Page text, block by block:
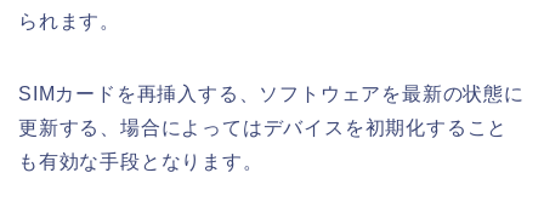
られます。
SIMカードを再挿入する、ソフトウェアを最新の状態に
更新する、場合によってはデバイスを初期化すること
も有効な手段となります。